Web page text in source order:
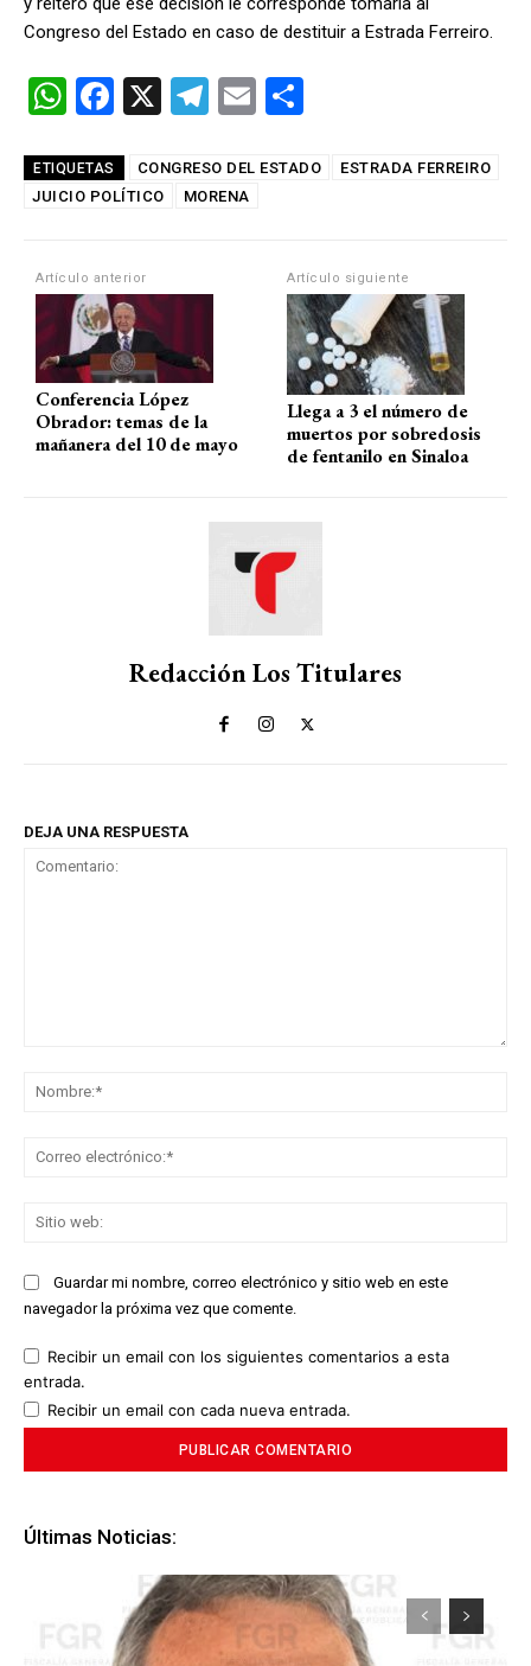
Congreso del Estado en caso de destituir a Estrada Ferreiro.
W
at
s
p
p
F
ce
b
o
k
X
T
e
gr
m
E
ail m
tir
ETIQUETAS CONGRESO DEL ESTADO
ESTRADA FERREIRO
JUICIO POLÍTICO
MORENA
Artículo anterior
Conferencia López
Obrador: temas de la
mañanera del 10 de mayo
Artículo siguiente
Llega a 3 el número de
muertos por sobredosis
de fentanilo en Sinaloa
Redacción Los Titulares
DEJA UNA RESPUESTA
Guardar mi nombre, correo electrónico y sitio web en este
navegador la próxima vez que comente.
Recibir un email con los siguientes comentarios a esta
entrada.
Recibir un email con cada nueva entrada.
Últimas Noticias: